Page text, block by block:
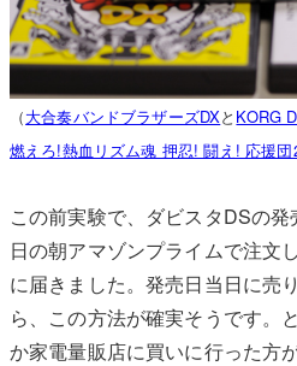
（大合奏バンドブラザーズDXと KORG
燃えろ!熱血リズム魂 押忍! 闘え! 応援団
この前実験で、ダビスタDSの
日の朝アマゾンプライムで注文
に届きました。発売日当日に売
ら、この方法が確実そうです。
か家電量販店に買いに行った方